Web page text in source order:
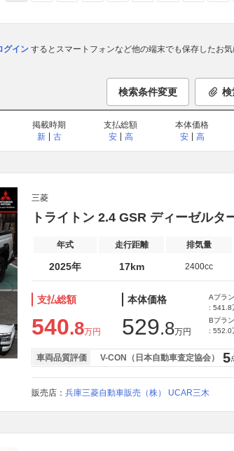
グインするとスマートフォンなど他の端末でも保存したお
検索条件変更 検
掲載時期
新
古
支払総額
安
高
本体価格
安
高
三菱
トライトン 2.4 GSR ディーゼル
年式 走行距離 排気量
2025年 17km 2400cc
支払総額
540.8万円
本体価格
529.8万円
Aプラン
: 541.8
Bプラン
: 552.0
車両品質評価 V-CON（日本自動車査定協会） 5
販売店： 兵庫三菱自動車販売（株） UCAR三木